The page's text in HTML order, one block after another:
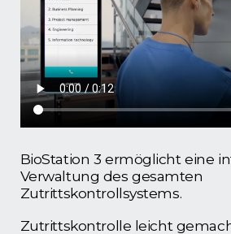
BioStation 3 ermöglicht eine
Verwaltung des gesamten
Zutrittskontrollsystems.
Zutrittskontrolle leicht